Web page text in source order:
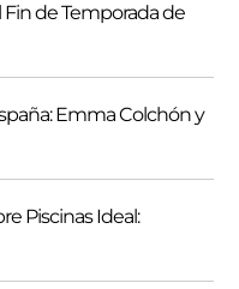
Fin de Temporada de
Emma Colchón y
Piscinas Ideal: